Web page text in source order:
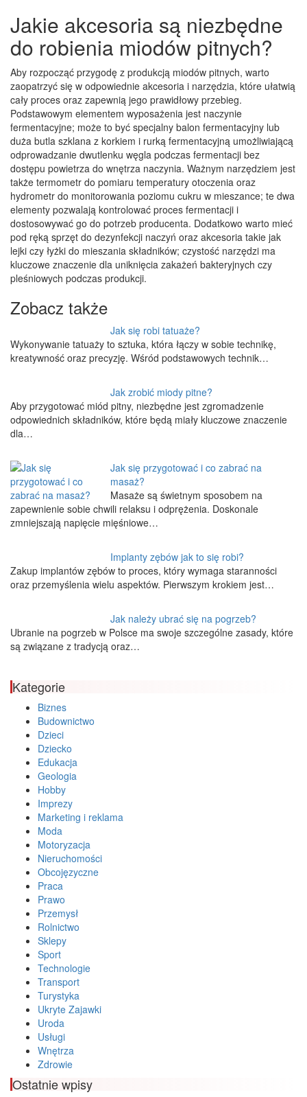
Jakie akcesoria są niezbędne
do robienia miodów pitnych?
Aby rozpocząć przygodę z produkcją miodów pitnych, warto
zaopatrzyć się w odpowiednie akcesoria i narzędzia, które ułatwią
cały proces oraz zapewnią jego prawidłowy przebieg.
Podstawowym elementem wyposażenia jest naczynie
fermentacyjne; może to być specjalny balon fermentacyjny lub
duża butla szklana z korkiem i rurką fermentacyjną umożliwiającą
odprowadzanie dwutlenku węgla podczas fermentacji bez
dostępu powietrza do wnętrza naczynia. Ważnym narzędziem jest
także termometr do pomiaru temperatury otoczenia oraz
hydrometr do monitorowania poziomu cukru w mieszance; te dwa
elementy pozwalają kontrolować proces fermentacji i
dostosowywać go do potrzeb producenta. Dodatkowo warto mieć
pod ręką sprzęt do dezynfekcji naczyń oraz akcesoria takie jak
lejki czy łyżki do mieszania składników; czystość narzędzi ma
kluczowe znaczenie dla uniknięcia zakażeń bakteryjnych czy
pleśniowych podczas produkcji.
Zobacz także
Jak się robi tatuaże?
Wykonywanie tatuaży to sztuka, która łączy w sobie technikę,
kreatywność oraz precyzję. Wśród podstawowych technik…
Jak zrobić miody pitne?
Aby przygotować miód pitny, niezbędne jest zgromadzenie
odpowiednich składników, które będą miały kluczowe znaczenie
dla…
Jak się przygotować i co zabrać na
masaż?
Masaże są świetnym sposobem na
zapewnienie sobie chwili relaksu i odprężenia. Doskonale
zmniejszają napięcie mięśniowe…
Implanty zębów jak to się robi?
Zakup implantów zębów to proces, który wymaga staranności
oraz przemyślenia wielu aspektów. Pierwszym krokiem jest…
Jak należy ubrać się na pogrzeb?
Ubranie na pogrzeb w Polsce ma swoje szczególne zasady, które
są związane z tradycją oraz…
Kategorie
Biznes
Budownictwo
Dzieci
Dziecko
Edukacja
Geologia
Hobby
Imprezy
Marketing i reklama
Moda
Motoryzacja
Nieruchomości
Obcojęzyczne
Praca
Prawo
Przemysł
Rolnictwo
Sklepy
Sport
Technologie
Transport
Turystyka
Ukryte Zajawki
Uroda
Usługi
Wnętrza
Zdrowie
Ostatnie wpisy